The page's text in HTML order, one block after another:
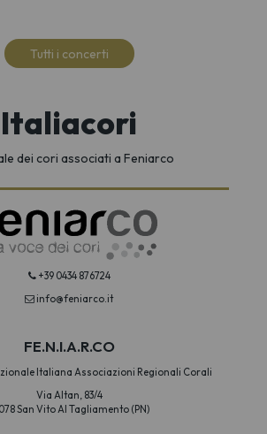
Tutti i concerti
Italiacori
dei cori associati a Feniarco
+39 0434 876724
info@feniarco.it
FE.N.I.A.R.CO
Italiana Associazioni Regionali Corali
Via Altan, 83/4
San Vito Al Tagliamento (PN)